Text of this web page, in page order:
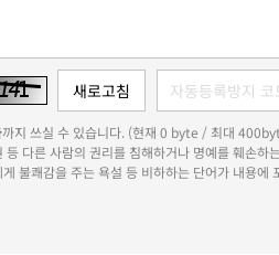
까지 쓰실 수 있습니다. (현재 0 byte / 최대
등 다른 사람의 권리를 침해하거나 명예를 훼손하
불쾌감을 주는 욕설 등 비하하는 단어가 내용에